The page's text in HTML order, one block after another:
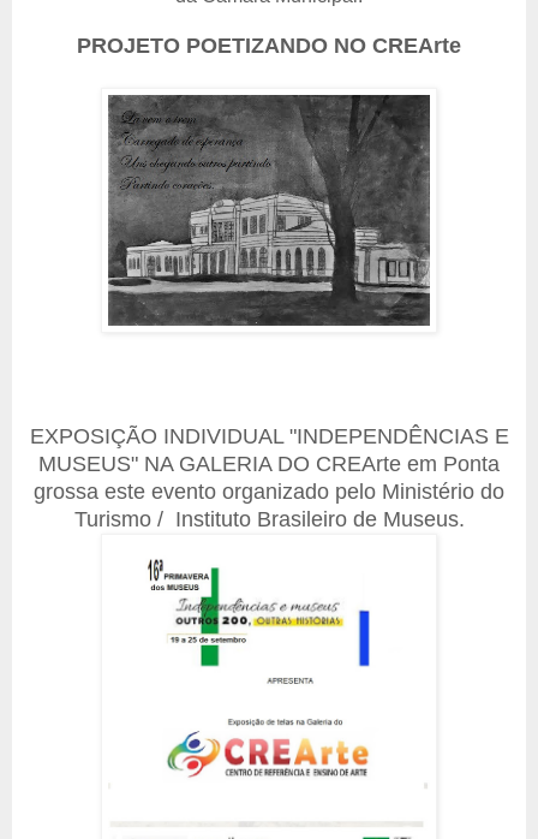
PROJETO POETIZANDO NO CREArte
EXPOSIÇÃO INDIVIDUAL "INDEPENDÊNCIAS E
MUSEUS" NA GALERIA DO CREArte em Ponta
grossa este evento organizado pelo Ministério do
Turismo / Instituto Brasileiro de Museus.